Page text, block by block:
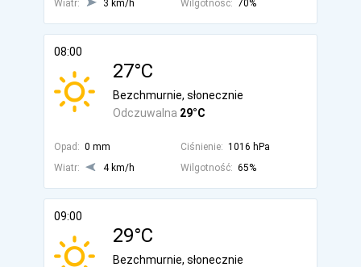
Wiatr: 3 km/h Wilgotność: 70%
08:00
27°C
Odczuwalna 29°C
Bezchmurnie, słonecznie
Opad: 0 mm Ciśnienie: 1016 hPa
Wiatr:
4 km/h Wilgotność: 65%
09:00
29°C
Bezchmurnie, słonecznie